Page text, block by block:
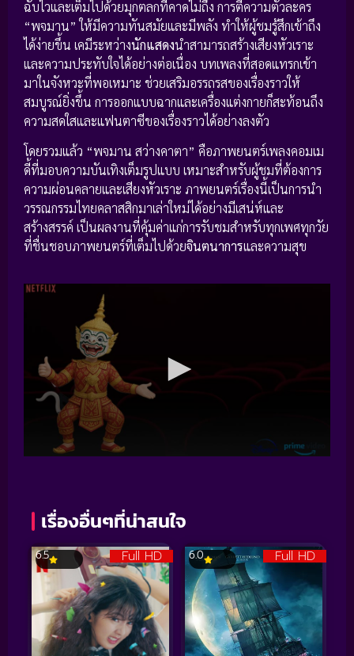
ฉับไวและเต็มไปด้วยมุกตลกที่คาดไม่ถึง การตีความตัวละคร
“พจมาน” ให้มีความทันสมัยและมีพลัง ทำให้ผู้ชมรู้สึกเข้าถึง
ได้ง่ายขึ้น เคมีระหว่างนักแสดงนำสามารถสร้างเสียงหัวเราะ
และความประทับใจได้อย่างต่อเนื่อง บทเพลงที่สอดแทรกเข้า
มาในจังหวะที่พอเหมาะ ช่วยเสริมอรรถรสของเรื่องราวให้
สมบูรณ์ยิ่งขึ้น การออกแบบฉากและเครื่องแต่งกายก็สะท้อนถึง
ความสดใสและแฟนตาซีของเรื่องราวได้อย่างลงตัว
โดยรวมแล้ว “พจมาน สว่างคาตา” คือภาพยนตร์เพลงคอมเม
ดี้ที่มอบความบันเทิงเต็มรูปแบบ เหมาะสำหรับผู้ชมที่ต้องการ
ความผ่อนคลายและเสียงหัวเราะ ภาพยนตร์เรื่องนี้เป็นการนำ
วรรณกรรมไทยคลาสสิกมาเล่าใหม่ได้อย่างมีเสน่ห์และ
สร้างสรรค์ เป็นผลงานที่คุ้มค่าแก่การรับชมสำหรับทุกเพศทุกวัย
ที่ชื่นชอบภาพยนตร์ที่เต็มไปด้วยจินตนาการและความสุข
เรื่องอื่นๆที่น่าสนใจ
Full HD
6.5 Full HD
6.0